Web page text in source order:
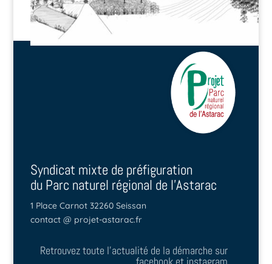
Syndicat mixte de préfiguration
du Parc naturel régional de l'Astarac
1 Place Carnot 32260 Seissan
contact @ projet-astarac.fr
Retrouvez toute l'actualité de la démarche sur